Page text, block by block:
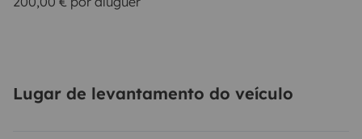
Lugar de levantamento do veículo